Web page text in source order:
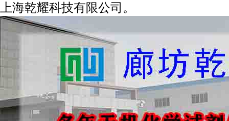
上海乾耀科技有限公司。